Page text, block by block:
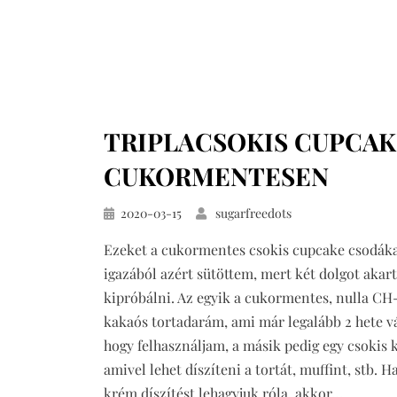
TRIPLACSOKIS
CUKORMENTESEN
Közzétéve
2020-03-15 sugarfreedots
Ezeket a cukormentes csokis cupcake
igazából azért sütöttem, mert két dolgot
kipróbálni. Az egyik a cukormentes, nulla
kakaós tortadarám, ami már legalább 2 hete
hogy felhasználjam, a másik pedig egy csokis
amivel lehet díszíteni a tortát, muffint, stb.
krém díszítést lehagyjuk róla, akkor…